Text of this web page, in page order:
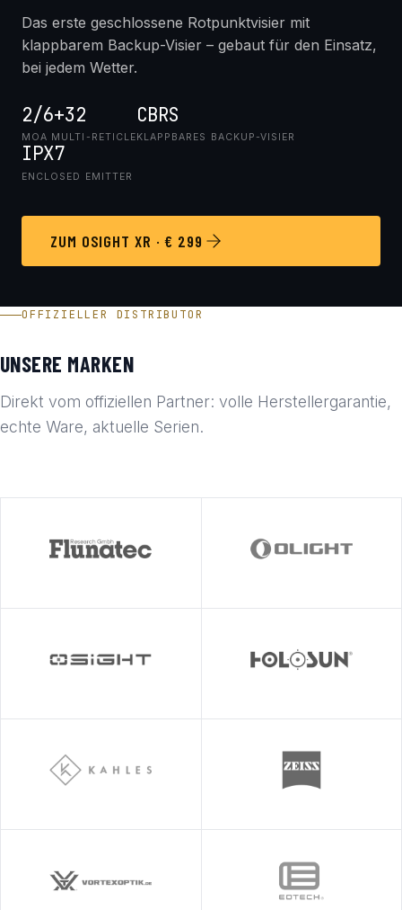
Das erste geschlossene Rotpunktvisier mit
klappbarem Backup-Visier – gebaut für den Einsatz,
bei jedem Wetter.
2/6+32
MOA MULTI-RETICLE
CBRS
KLAPPBARES BACKUP-VISIER
IPX7
ENCLOSED EMITTER
ZUM OSIGHT XR · € 299
OFFIZIELLER DISTRIBUTOR
UNSERE MARKEN
Direkt vom offiziellen Partner: volle Herstellergarantie,
echte Ware, aktuelle Serien.